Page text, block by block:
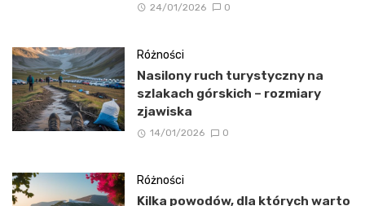
24/01/2026 0
Różności
Nasilony ruch turystyczny na
szlakach górskich – rozmiary
zjawiska
14/01/2026 0
Różności
Kilka powodów, dla których warto